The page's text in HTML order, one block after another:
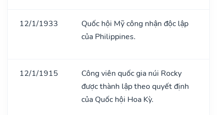
12/1/1933
Quốc hội Mỹ công nhận độc lập
của Philippines.
12/1/1915
Công viên quốc gia núi Rocky
được thành lập theo quyết định
của Quốc hội Hoa Kỳ.